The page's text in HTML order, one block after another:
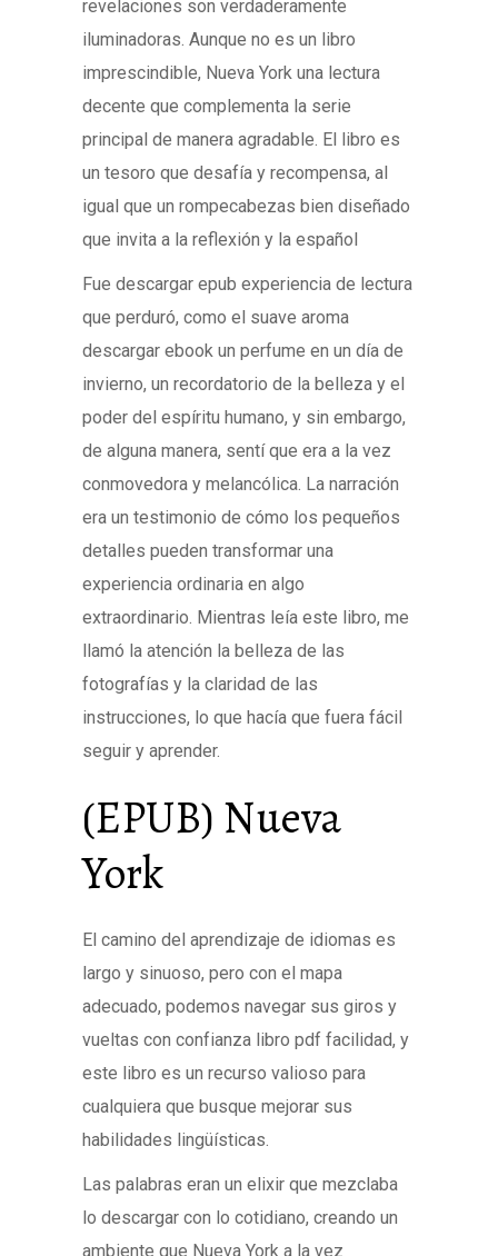
revelaciones son verdaderamente
iluminadoras. Aunque no es un libro
imprescindible, Nueva York una lectura
decente que complementa la serie
principal de manera agradable. El libro es
un tesoro que desafía y recompensa, al
igual que un rompecabezas bien diseñado
que invita a la reflexión y la español
Fue descargar epub experiencia de lectura
que perduró, como el suave aroma
descargar ebook un perfume en un día de
invierno, un recordatorio de la belleza y el
poder del espíritu humano, y sin embargo,
de alguna manera, sentí que era a la vez
conmovedora y melancólica. La narración
era un testimonio de cómo los pequeños
detalles pueden transformar una
experiencia ordinaria en algo
extraordinario. Mientras leía este libro, me
llamó la atención la belleza de las
fotografías y la claridad de las
instrucciones, lo que hacía que fuera fácil
seguir y aprender.
(EPUB) Nueva
York
El camino del aprendizaje de idiomas es
largo y sinuoso, pero con el mapa
adecuado, podemos navegar sus giros y
vueltas con confianza libro pdf facilidad, y
este libro es un recurso valioso para
cualquiera que busque mejorar sus
habilidades lingüísticas.
Las palabras eran un elixir que mezclaba
lo descargar con lo cotidiano, creando un
ambiente que Nueva York a la vez